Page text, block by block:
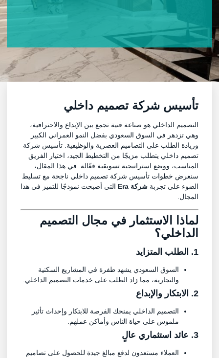
تأسيس شركة تصميم داخلي
التصميم الداخلي هو صناعة فنية تجمع بين الإبداع والاحترافية،
وهي تزدهر في السوق السعودي بفضل النمو العمراني الكبير
وزيادة الطلب على التصاميم العصرية والوظيفية.تأسيس شركة
تصميم داخلييتطلب مزيجًا من التخطيط الجيد، اختيار الفريق
المناسب، ووضع استراتيجية تسويقية فعّالة. في هذا المقال،
سنعرض خطواتتأسيس شركة تصميم داخليناجحة مع تسليط
الضوء على تجربة شركة Era
التي أصبحت نموذجًا للتميز في هذا
المجال.
لماذا الاستثمار في مجال التصميم
الداخلي؟
السوق السعودي يشهد طفرة في المشاريع السكنية
والتجارية، مما زاد الطلب على خدمات التصميم الداخلي.
التصميم الداخلي يمنحك الفرصة للابتكار وإحداث تأثير
ملموس على حياة الناس وأماكن عملهم.
العملاء مستعدون لدفع مبالغ جيدة للحصول على تصاميم